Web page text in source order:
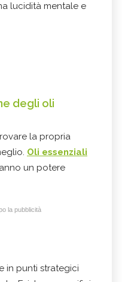
lucidità mentale e
degli oli
la propria
Oli essenziali
un potere
la pubblicità
in punti strategici